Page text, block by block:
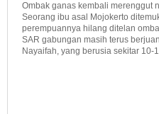
Ombak ganas kembali merenggut
Seorang ibu asal Mojokerto
perempuannya hilang ditelan
SAR gabungan masih terus
Nayaifah, yang berusia sekitar 10-